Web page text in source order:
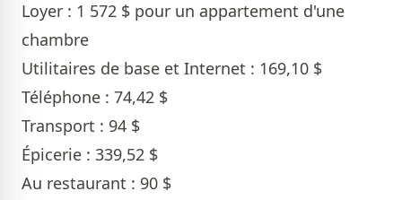
Loyer : 1 572 $ pour un appartement d'une
chambre
Utilitaires de base et Internet : 169,10 $
Téléphone : 74,42 $
Transport : 94 $
Épicerie : 339,52 $
Au restaurant : 90 $